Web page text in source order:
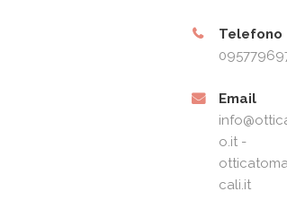
Telefono
Email
o.it -
cali.it